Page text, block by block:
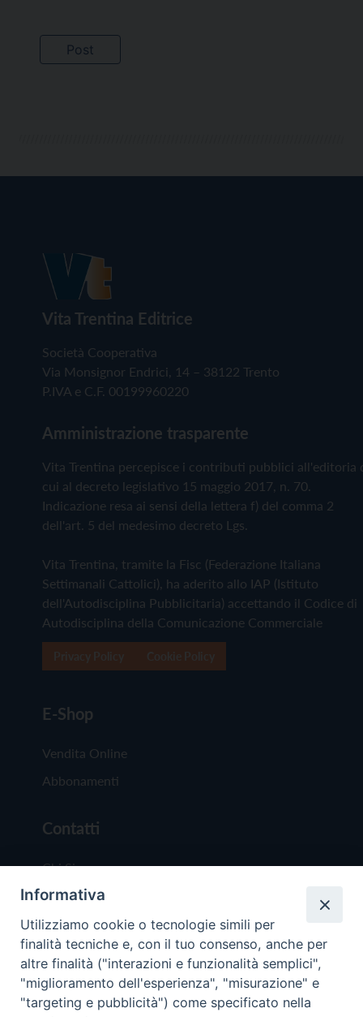
Vita Trentina Editrice
Società Cooperativa
Via Monsignor Endrici, 14 – 38122 Trento
P.IVA e C.F. 00199960220
Amministrazione trasparente
Vita Trentina percepisce i contributi pubblici all'editoria
cui al decreto legislativo 15 maggio 2017, n. 70.
Indicazione resa ai sensi della lettera f) del comma 2
dell'art. 5 del medesimo decreto Lgs.
Vita Trentina, tramite la Fisc (Federazione Italiana
Settimanali Cattolici), ha aderito allo IAP (Istituto
dell'Autodisciplina Pubblicitaria) accettando il Codice di
Autodisciplina della Comunicazione Commerciale
E-Shop
Vendita Online
Abbonamenti
Contatti
Chi Siamo
Redazione
Scrivici
Informativa
Utilizziamo cookie o tecnologie simili per
finalità tecniche e, con il tuo consenso, anche per
altre finalità ("interazioni e funzionalità semplici",
"miglioramento dell'esperienza", "misurazione" e
"targeting e pubblicità") come specificato nella